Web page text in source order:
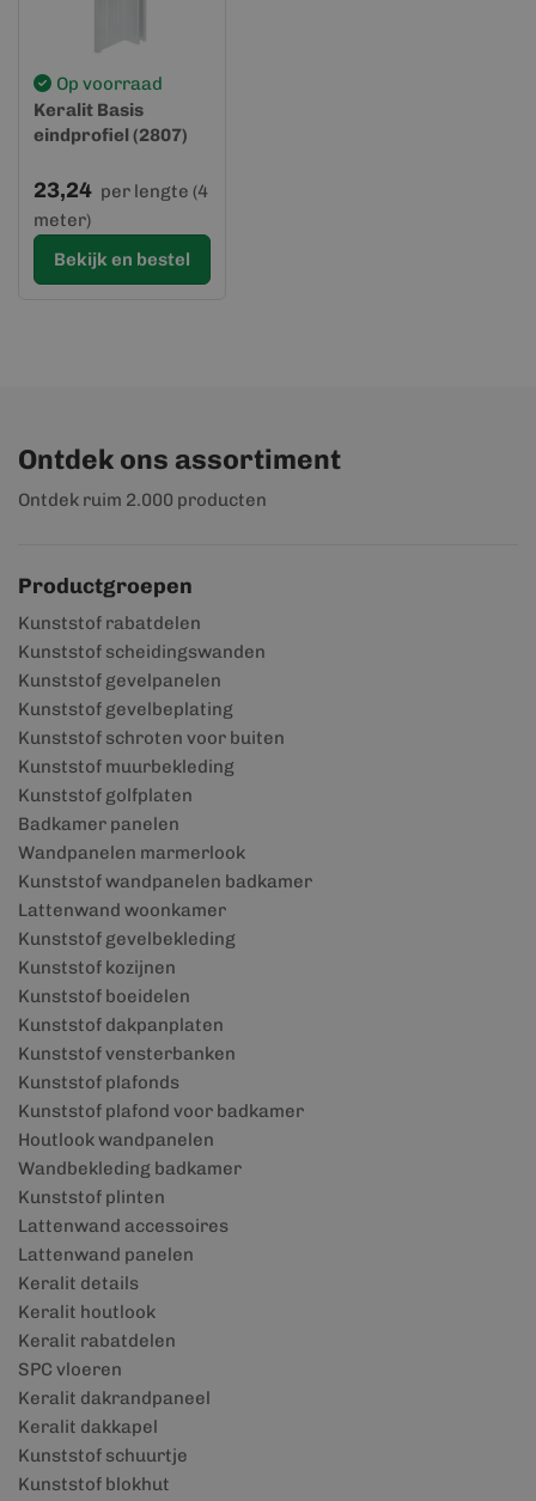
Op voorraad
Keralit Basis
eindprofiel (2807)
23,24 per lengte (4
meter)
Bekijk en bestel
Ontdek ons assortiment
Ontdek ruim 2.000 producten
Productgroepen
Kunststof rabatdelen
Kunststof scheidingswanden
Kunststof gevelpanelen
Kunststof gevelbeplating
Kunststof schroten voor buiten
Kunststof muurbekleding
Kunststof golfplaten
Badkamer panelen
Wandpanelen marmerlook
Kunststof wandpanelen badkamer
Lattenwand woonkamer
Kunststof gevelbekleding
Kunststof kozijnen
Kunststof boeidelen
Kunststof dakpanplaten
Kunststof vensterbanken
Kunststof plafonds
Kunststof plafond voor badkamer
Houtlook wandpanelen
Wandbekleding badkamer
Kunststof plinten
Lattenwand accessoires
Lattenwand panelen
Keralit details
Keralit houtlook
Keralit rabatdelen
SPC vloeren
Keralit dakrandpaneel
Keralit dakkapel
Kunststof schuurtje
Kunststof blokhut